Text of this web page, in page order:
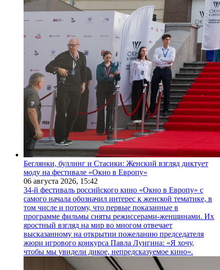
Беглянки, буллинг и Стасики: Женский взгляд диктует
моду на фестивале «Окно в Европу»
06 августа 2026, 15:42
34-й фестиваль российского кино «Окно в Европу» с
самого начала обозначил интерес к женской тематике, в
том числе и потому, что первые показанные в
программе фильмы сняты режиссерами-женщинами. Их
яростный взгляд на мир во многом отвечает
высказанному на открытии пожеланию председателя
жюри игрового конкурса Павла Лунгина: «Я хочу,
чтобы мы увидели дикое, непредсказуемое кино».